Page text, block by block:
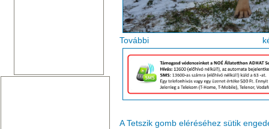
A Tetszik gomb eléréséhez sütik